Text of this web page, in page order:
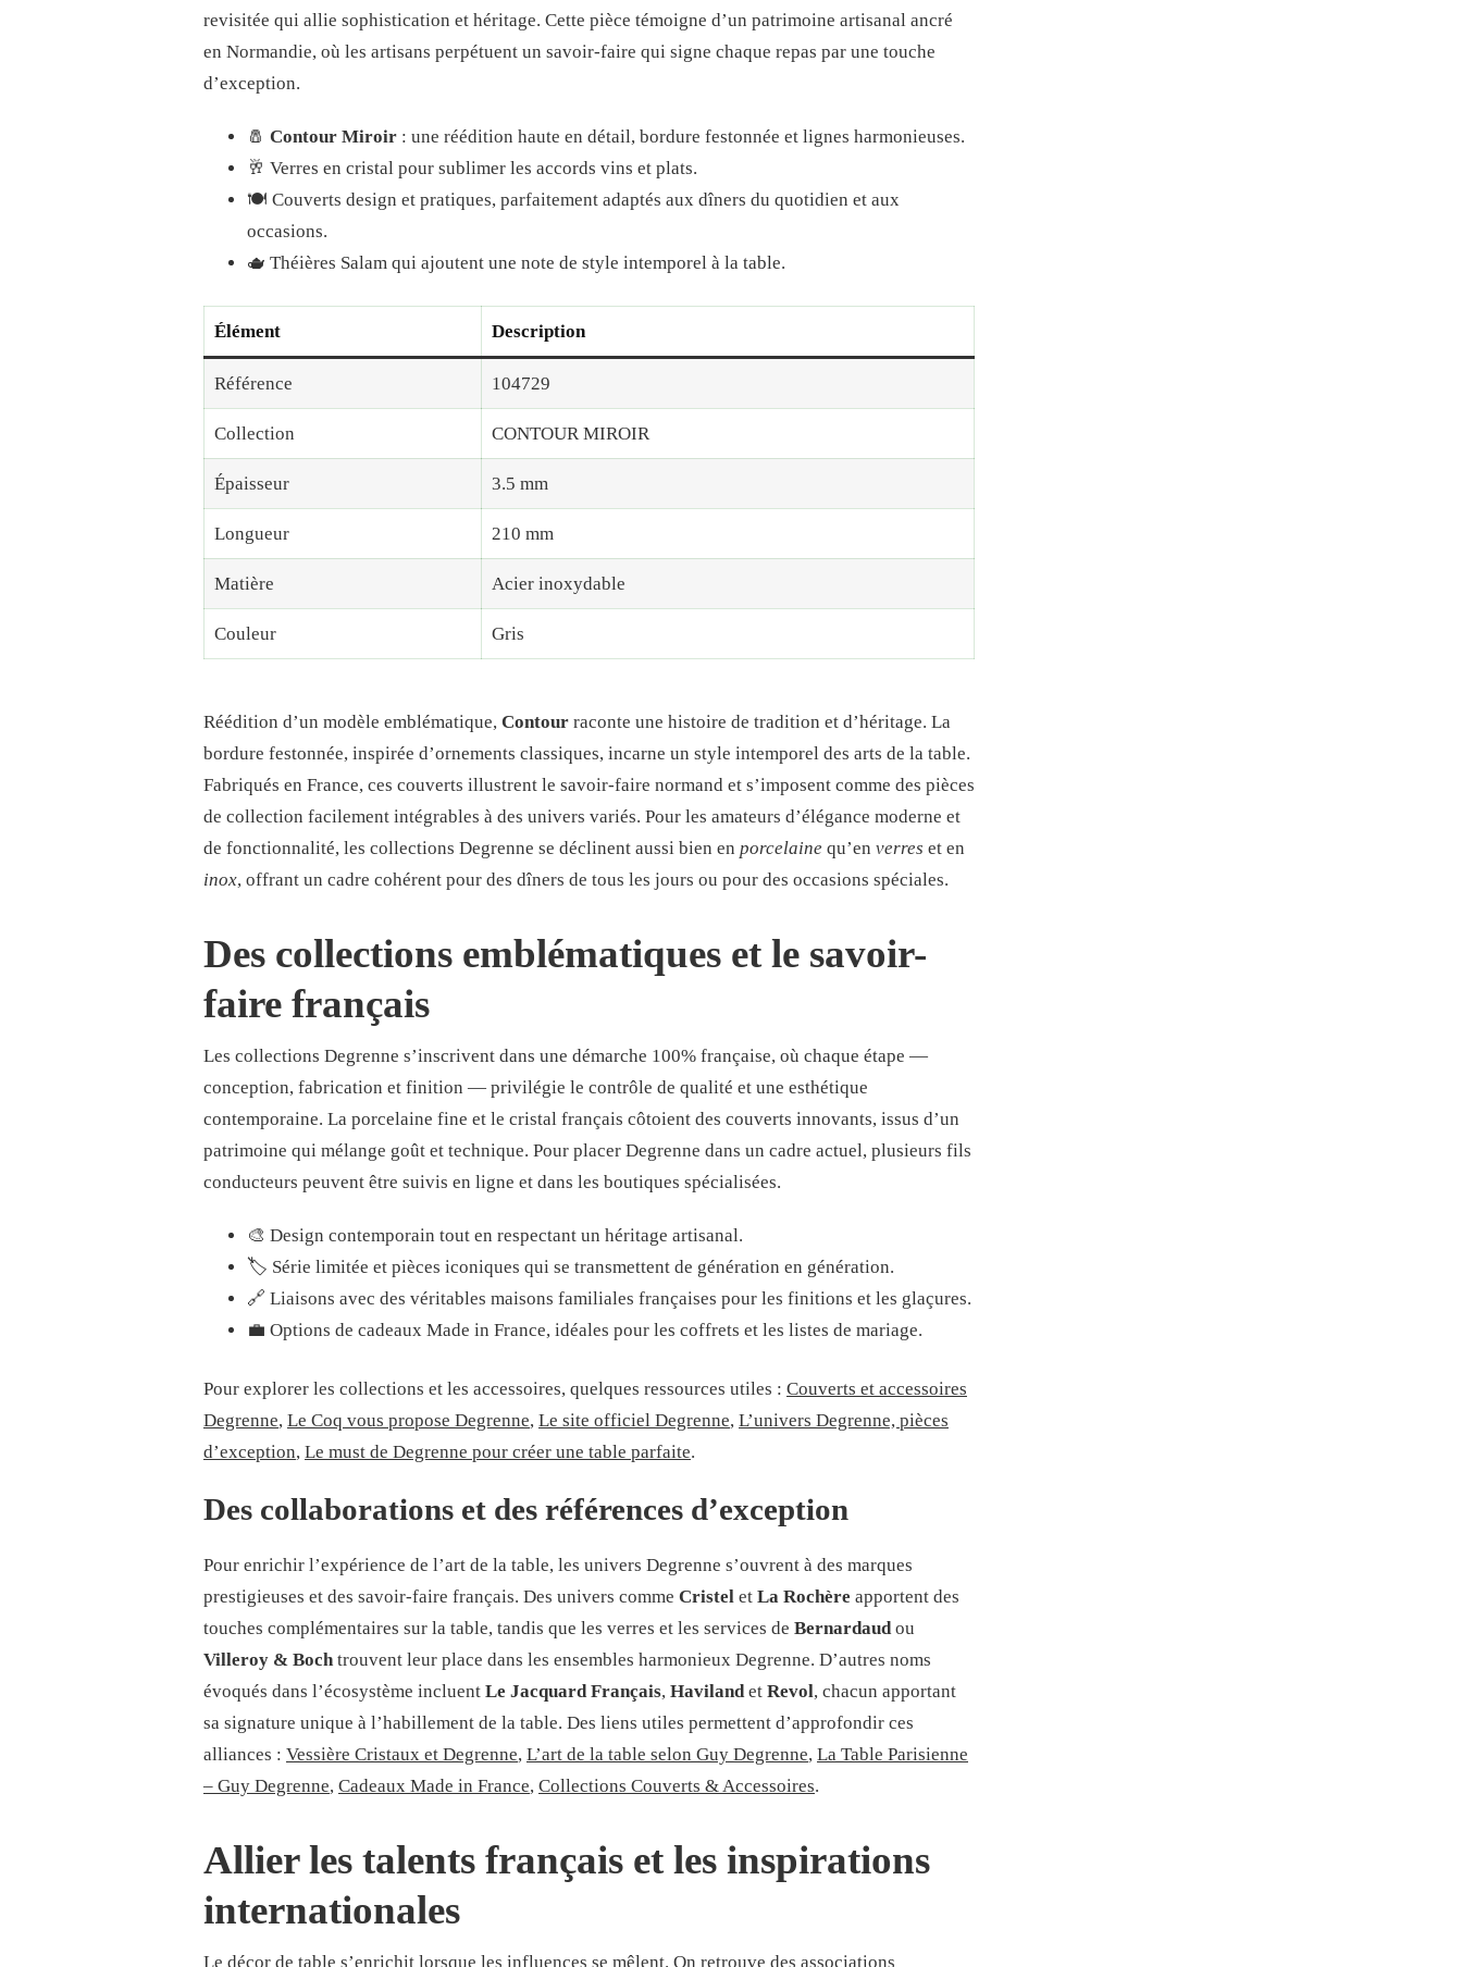
revisitée qui allie sophistication et héritage. Cette pièce témoigne d’un patrimoine artisanal ancré
en Normandie, où les artisans perpétuent un savoir-faire qui signe chaque repas par une touche
d’exception.
🧂 Contour Miroir : une réédition haute en détail, bordure festonnée et lignes harmonieuses.
🥂 Verres en cristal pour sublimer les accords vins et plats.
🍽️ Couverts design et pratiques, parfaitement adaptés aux dîners du quotidien et aux
occasions.
🫖 Théières Salam qui ajoutent une note de style intemporel à la table.
Élément Description
Référence 104729
Collection CONTOUR MIROIR
Épaisseur 3.5 mm
Longueur 210 mm
Matière Acier inoxydable
Couleur Gris
Réédition d’un modèle emblématique, Contour raconte une histoire de tradition et d’héritage. La
bordure festonnée, inspirée d’ornements classiques, incarne un style intemporel des arts de la table.
Fabriqués en France, ces couverts illustrent le savoir-faire normand et s’imposent comme des pièces
de collection facilement intégrables à des univers variés. Pour les amateurs d’élégance moderne et
de fonctionnalité, les collections Degrenne se déclinent aussi bien en porcelaine qu’en verres et en
inox, offrant un cadre cohérent pour des dîners de tous les jours ou pour des occasions spéciales.
Des collections emblématiques et le savoir-
faire français
Les collections Degrenne s’inscrivent dans une démarche 100% française, où chaque étape —
conception, fabrication et finition — privilégie le contrôle de qualité et une esthétique
contemporaine. La porcelaine fine et le cristal français côtoient des couverts innovants, issus d’un
patrimoine qui mélange goût et technique. Pour placer Degrenne dans un cadre actuel, plusieurs fils
conducteurs peuvent être suivis en ligne et dans les boutiques spécialisées.
🎨 Design contemporain tout en respectant un héritage artisanal.
🏷️ Série limitée et pièces iconiques qui se transmettent de génération en génération.
🔗 Liaisons avec des véritables maisons familiales françaises pour les finitions et les glaçures.
💼 Options de cadeaux Made in France, idéales pour les coffrets et les listes de mariage.
Pour explorer les collections et les accessoires, quelques ressources utiles : Couverts et accessoires
Degrenne, Le Coq vous propose Degrenne, Le site officiel Degrenne, L’univers Degrenne, pièces
d’exception, Le must de Degrenne pour créer une table parfaite.
Des collaborations et des références d’exception
Pour enrichir l’expérience de l’art de la table, les univers Degrenne s’ouvrent à des marques
prestigieuses et des savoir-faire français. Des univers comme Cristel et La Rochère apportent des
touches complémentaires sur la table, tandis que les verres et les services de Bernardaudou
Villeroy & Bochtrouvent leur place dans les ensembles harmonieux Degrenne. D’autres noms
évoqués dans l’écosystème incluent Le Jacquard Français, Havilandet Revol, chacun apportant
sa signature unique à l’habillement de la table. Des liens utiles permettent d’approfondir ces
alliances : Vessière Cristaux et Degrenne, L’art de la table selon Guy Degrenne, La Table Parisienne
– Guy Degrenne, Cadeaux Made in France, Collections Couverts & Accessoires.
Allier les talents français et les inspirations
internationales
Le décor de table s’enrichit lorsque les influences se mêlent. On retrouve des associations